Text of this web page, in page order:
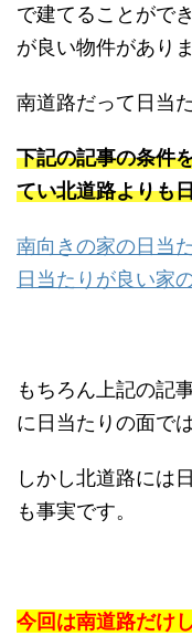
で建てることがで
が良い物件がありま
南道路だって日当
下記の記事の条件
てい北道路よりも
南向きの家の日当
日当たりが良い家
もちろん上記の記
に日当たりの面で
しかし北道路には
も事実です。
今回は南道路だけ